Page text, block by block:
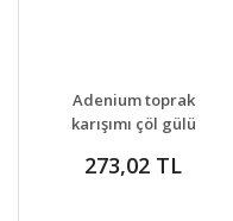
DETAYLAR SEPETE EKLE
Adenium toprak
karışımı çöl gülü
karışımı 5 litre
273,02 TL